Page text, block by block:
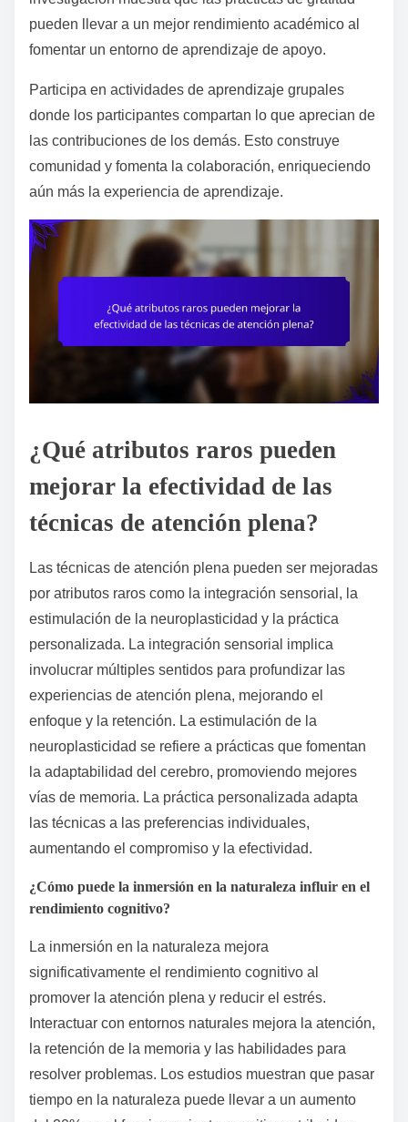
pueden llevar a un mejor rendimiento académico al
fomentar un entorno de aprendizaje de apoyo.
Participa en actividades de aprendizaje grupales
donde los participantes compartan lo que aprecian de
las contribuciones de los demás. Esto construye
comunidad y fomenta la colaboración, enriqueciendo
aún más la experiencia de aprendizaje.
¿Qué atributos raros pueden
mejorar la efectividad de las
técnicas de atención plena?
Las técnicas de atención plena pueden ser mejoradas
por atributos raros como la integración sensorial, la
estimulación de la neuroplasticidad y la práctica
personalizada. La integración sensorial implica
involucrar múltiples sentidos para profundizar las
experiencias de atención plena, mejorando el
enfoque y la retención. La estimulación de la
neuroplasticidad se refiere a prácticas que fomentan
la adaptabilidad del cerebro, promoviendo mejores
vías de memoria. La práctica personalizada adapta
las técnicas a las preferencias individuales,
aumentando el compromiso y la efectividad.
¿Cómo puede la inmersión en la naturaleza influir en el
rendimiento cognitivo?
La inmersión en la naturaleza mejora
significativamente el rendimiento cognitivo al
promover la atención plena y reducir el estrés.
Interactuar con entornos naturales mejora la atención,
la retención de la memoria y las habilidades para
resolver problemas. Los estudios muestran que pasar
tiempo en la naturaleza puede llevar a un aumento